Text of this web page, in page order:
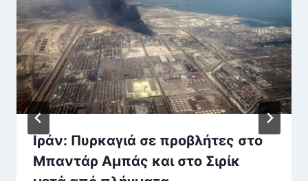
Ιράν: Πυρκαγιά σε προβλήτες στο
Μπαντάρ Αμπάς και στο Σιρίκ